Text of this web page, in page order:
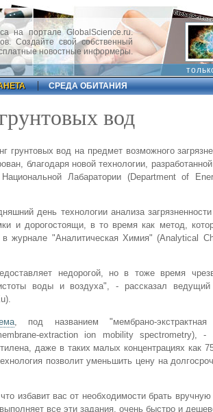
на портале GlobalScience.ru.
Создайте свой собственный
новостные информеры.
СРЕДА ОБИТАНИЯ
вод
грунтовых вод на предмет возможного
благодаря новой технологии,
Лабаратории (Department of
день технологии анализа
и дорогостоящи, в то время как метод,
в журнале "Аналитическая Химия" (Analytical
недорогой, но в тоже время
воды и воздуха", - рассказал ведущий
, под названием "мембрано-экстрактная
extraction ion mobility spectrometry), -
даже в таких малых концентрациях как
позволит уменьшить цену на
избавит вас от необходимости брать
все эти задания, очень быстро и